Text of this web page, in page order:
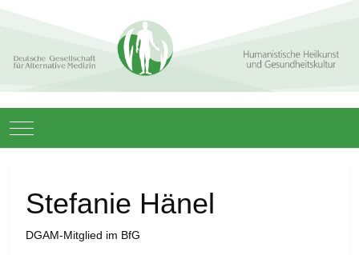
Mobile Menu Toggle
Stefanie Hänel
DGAM-Mitglied im BfG